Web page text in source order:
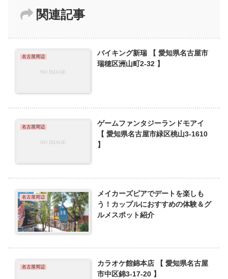
関連記事
名古屋周辺
バイキング新瑞 【 愛知県名古屋市
瑞穂区洲山町2-32 】
名古屋周辺
ゲームファンタジーランドモアイ
【 愛知県名古屋市緑区桃山3-1610
】
名古屋周辺
メイカーズピアでデートを楽しも
う！カップルにおすすめの体験＆グ
ルメスポット紹介
名古屋周辺
カラオケ館錦本店 【 愛知県名古屋
市中区錦3-17-20 】